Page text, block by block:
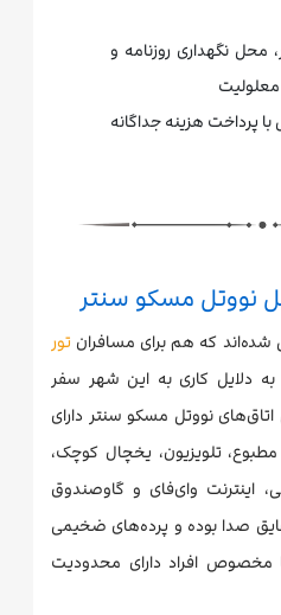
محل نگهداری روزنامه و
معلولیت
با پرداخت هزینه جداگانه
نووتل مسکو سنتر
شده‌اند که هم برای مسافران تور
دلایل کاری به این شهر سفر
نووتل مسکو سنتر دارای
تلویزیون، یخچال کوچک،
اینترنت وای‌فای و گاوصندوق
صدا بوده و پرده‌های ضخیمی
مخصوص افراد دارای محدودیت